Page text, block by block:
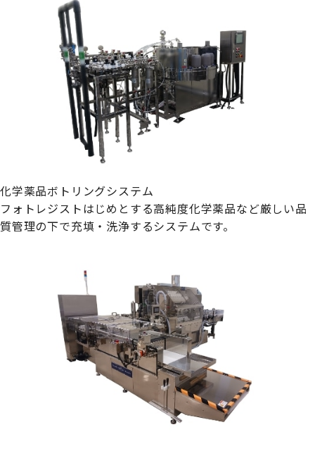
化学薬品ボトリングシステム
フォトレジストはじめとする高純度化学薬品など厳しい品
質管理の下で充填・洗浄するシステムです。